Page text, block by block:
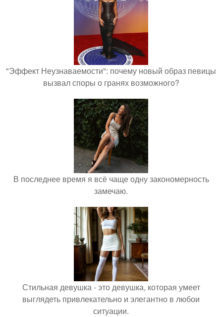
"Эффект Неузнаваемости": почему новый образ певицы
вызвал споры о гранях возможного?
В последнее время я всё чаще одну закономерность
замечаю.
Стильная девушка - это девушка, которая умеет
выглядеть привлекательно и элегантно в любои
ситуации.